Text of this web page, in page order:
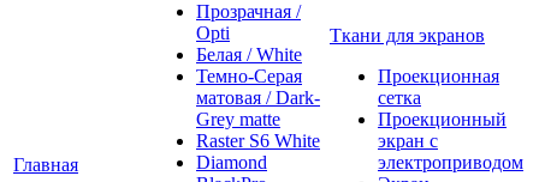
Главная
Прозрачная /
Opti
Белая / White
Темно-Серая
матовая / Dark-
Grey matte
Raster S6 White
Diamond
Ткани для экранов
Проекционная
сетка
Проекционный
экран с
электроприводом